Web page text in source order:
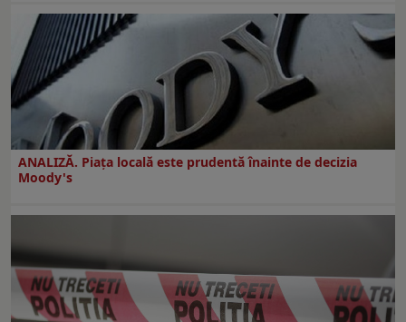
ANALIZĂ. Piața locală este prudentă înainte de decizia
Moody's